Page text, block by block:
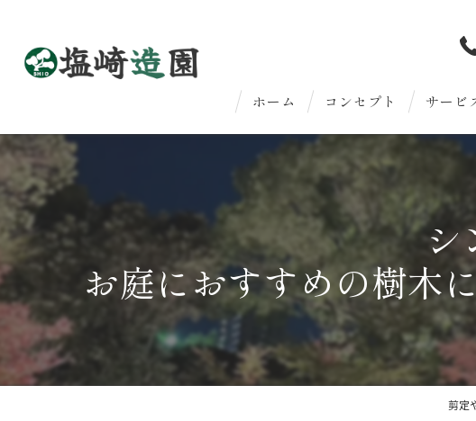
ホーム コンセプト
はじめてのお客様へ
サービ
剪定
伐採
除草
植替
雑草対
庭園管
シ
お庭におすすめの樹木
剪定